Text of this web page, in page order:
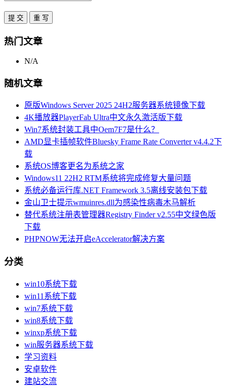
热门文章
N/A
随机文章
原版Windows Server 2025 24H2服务器系统镜像下载
4K播放器PlayerFab Ultra中文永久激活版下载
Win7系统封装工具中Oem7F7是什么？
AMD显卡插帧软件Bluesky Frame Rate Converter v4.4.2下
载
系统OS博客更名为系统之家
Windows11 22H2 RTM系统将完成修复大量问题
系统必备运行库.NET Framework 3.5离线安装包下载
金山卫士提示wmuinres.dll为感染性病毒木马解析
替代系统注册表管理器Registry Finder v2.55中文绿色版
下载
PHPNOW无法开启eAccelerator解决方案
分类
win10系统下载
win11系统下载
win7系统下载
win8系统下载
winxp系统下载
win服务器系统下载
学习资料
安卓软件
建站交流